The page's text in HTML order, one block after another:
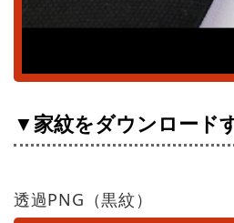
▼家紋をダウンロード
透過PNG（黒紋）